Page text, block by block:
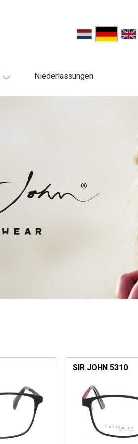
Niederlassungen
SIR JOHN 5310